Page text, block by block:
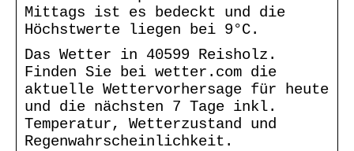
Mittags ist es bedeckt und die
Höchstwerte liegen bei 9°C.
Das Wetter in 40599 Reisholz.
Finden Sie bei wetter.com die
aktuelle Wettervorhersage für heute
und die nächsten 7 Tage inkl.
Temperatur, Wetterzustand und
Regenwahrscheinlichkeit.